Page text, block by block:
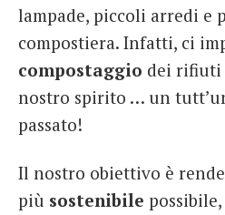
lampade, piccoli arredi e
compostiera. Infatti, ci
compostaggio dei rifiuti
nostro spirito … un
passato!
Il nostro obiettivo è
più sostenibile